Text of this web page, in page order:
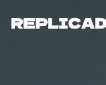
contenido